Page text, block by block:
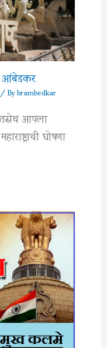
आंबेडकर
Bybrambedkar
आपला
घोषणा